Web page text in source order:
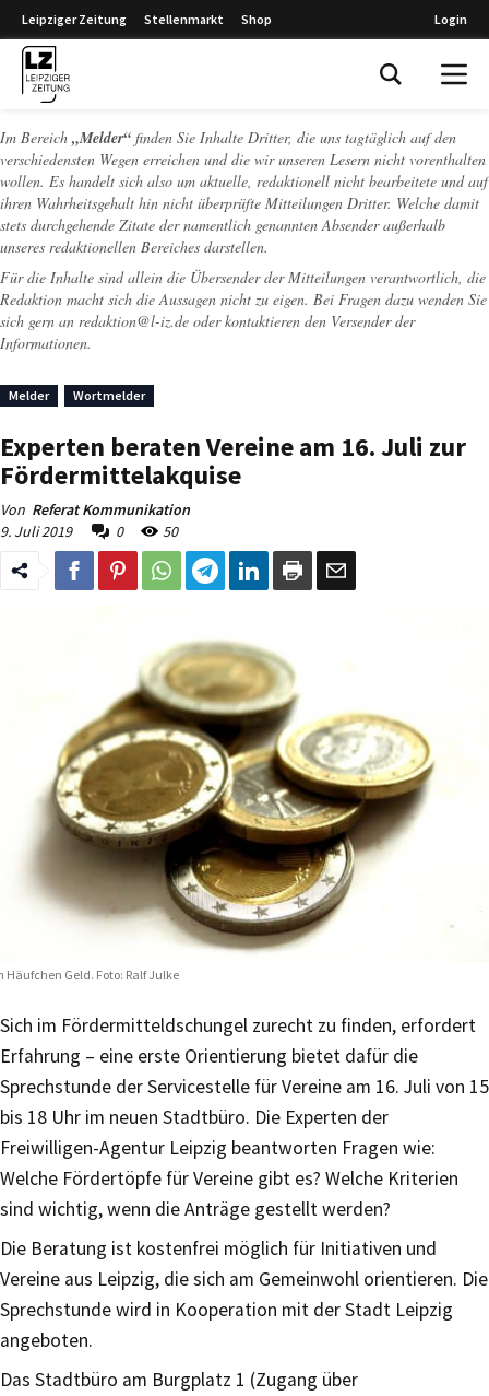
Leipziger Zeitung Stellenmarkt Shop Login
Im Bereich „Melder“ finden Sie Inhalte Dritter, die uns tagtäglich auf den
verschiedensten Wegen erreichen und die wir unseren Lesern nicht vorenthalten
wollen. Es handelt sich also um aktuelle, redaktionell nicht bearbeitete und auf
ihren Wahrheitsgehalt hin nicht überprüfte Mitteilungen Dritter. Welche damit
stets durchgehende Zitate der namentlich genannten Absender außerhalb
unseres redaktionellen Bereiches darstellen.
Für die Inhalte sind allein die Übersender der Mitteilungen verantwortlich, die
Redaktion macht sich die Aussagen nicht zu eigen. Bei Fragen dazu wenden Sie
sich gern an redaktion@l-iz.de oder kontaktieren den Versender der
Informationen.
Melder Wortmelder
Experten beraten Vereine am 16. Juli zur
Fördermittelakquise
Von Referat Kommunikation
9. Juli 2019
0 50
Häufchen Geld. Foto: Ralf Julke
Sich im Fördermitteldschungel zurecht zu finden, erfordert
Erfahrung – eine erste Orientierung bietet dafür die
Sprechstunde der Servicestelle für Vereine am 16. Juli von 15
bis 18 Uhr im neuen Stadtbüro. Die Experten der
Freiwilligen-Agentur Leipzig beantworten Fragen wie:
Welche Fördertöpfe für Vereine gibt es? Welche Kriterien
sind wichtig, wenn die Anträge gestellt werden?
Die Beratung ist kostenfrei möglich für Initiativen und
Vereine aus Leipzig, die sich am Gemeinwohl orientieren. Die
Sprechstunde wird in Kooperation mit der Stadt Leipzig
angeboten.
Das Stadtbüro am Burgplatz 1 (Zugang über